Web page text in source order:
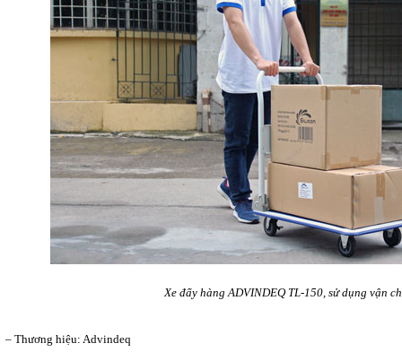
Xe đẩy hàng ADVINDEQ TL-150, sử dụng vận
– Thương hiệu: Advindeq